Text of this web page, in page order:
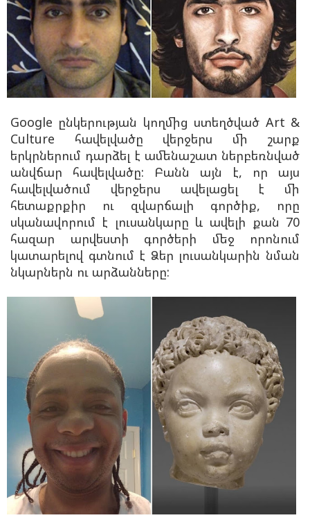
Google ընկերության կողմից ստեղծված Art &
Culture հավելվածը վերջերս մի շարք
երկրներում դարձել է ամենաշատ ներբեռնված
անվճար հավելվածը: Բանն այն է, որ այս
հավելվածում վերջերս ավելացել է մի
հետաքրքիր ու զվարճալի գործիք, որը
սկանավորում է լուսանկարը և ավելի քան 70
հազար արվեստի գործերի մեջ որոնում
կատարելով գտնում է Ձեր լուսանկարին նման
նկարներն ու արձանները: